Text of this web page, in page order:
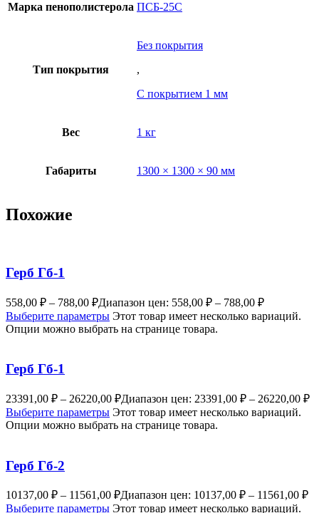
Марка пенополистерола ПСБ-25С
Тип покрытия
Без покрытия
,
С покрытием 1 мм
Вес 1 кг
Габариты 1300 × 1300 × 90 мм
Похожие
Герб Гб-1
558,00 ₽ – 788,00 ₽Диапазон цен: 558,00 ₽ – 788,00 ₽
Выберите параметры Этот товар имеет несколько вариаций.
Опции можно выбрать на странице товара.
Герб Гб-1
23391,00 ₽ – 26220,00 ₽Диапазон цен: 23391,00 ₽ – 26220,00 ₽
Выберите параметры Этот товар имеет несколько вариаций.
Опции можно выбрать на странице товара.
Герб Гб-2
10137,00 ₽ – 11561,00 ₽Диапазон цен: 10137,00 ₽ – 11561,00 ₽
Выберите параметры Этот товар имеет несколько вариаций.